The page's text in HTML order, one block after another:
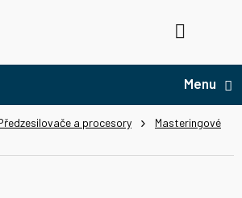
a procesory
Masteringové